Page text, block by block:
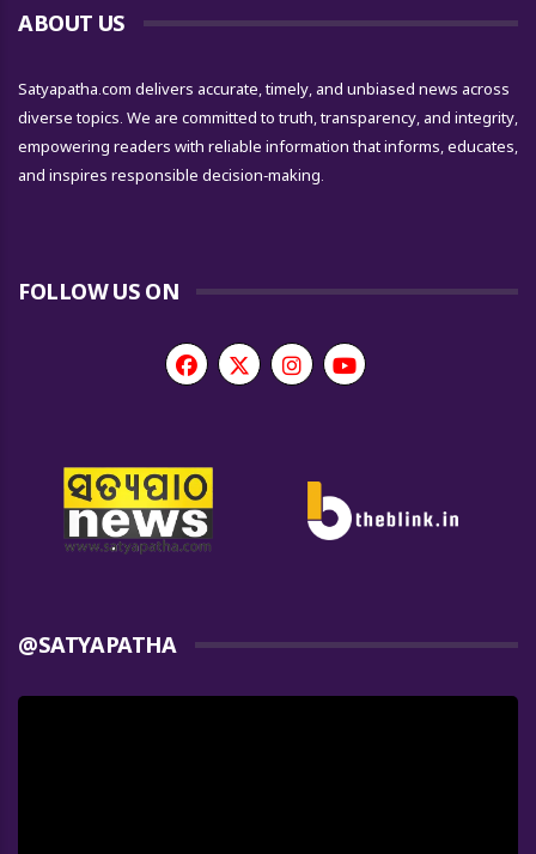
ABOUT US
Satyapatha.com delivers accurate, timely, and unbiased news across
diverse topics. We are committed to truth, transparency, and integrity,
empowering readers with reliable information that informs, educates,
and inspires responsible decision-making.
FOLLOW US ON
@SATYAPATHA